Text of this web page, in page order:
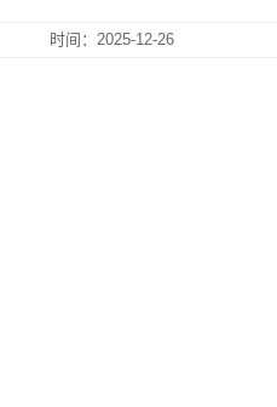
时间：2025-12-26